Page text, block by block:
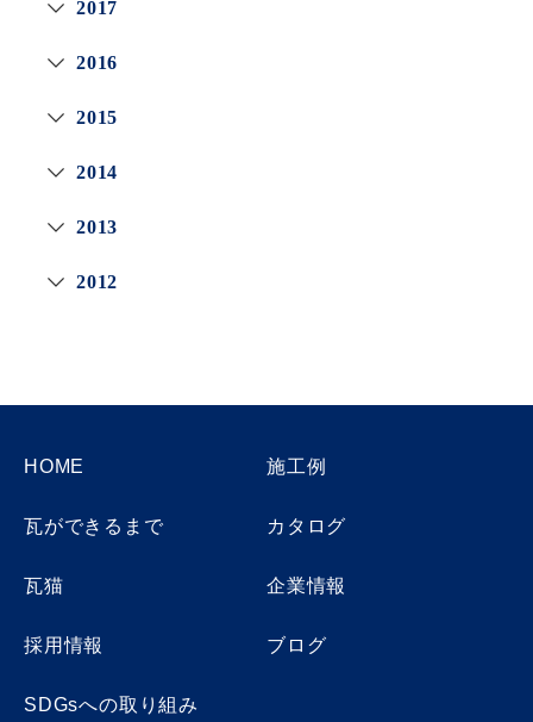
2017
2016
2015
2014
2013
2012
HOME 施工例
瓦ができるまで カタログ
瓦猫 企業情報
採用情報 ブログ
SDGsへの取り組み